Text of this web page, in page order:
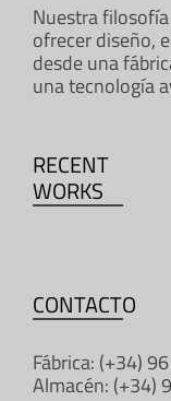
Nuestra
ofrecer diseño,
desde una
una tecnología
RECENT
WORKS
CONTACTO
Fábrica: (+34)
Almacén: (+34)